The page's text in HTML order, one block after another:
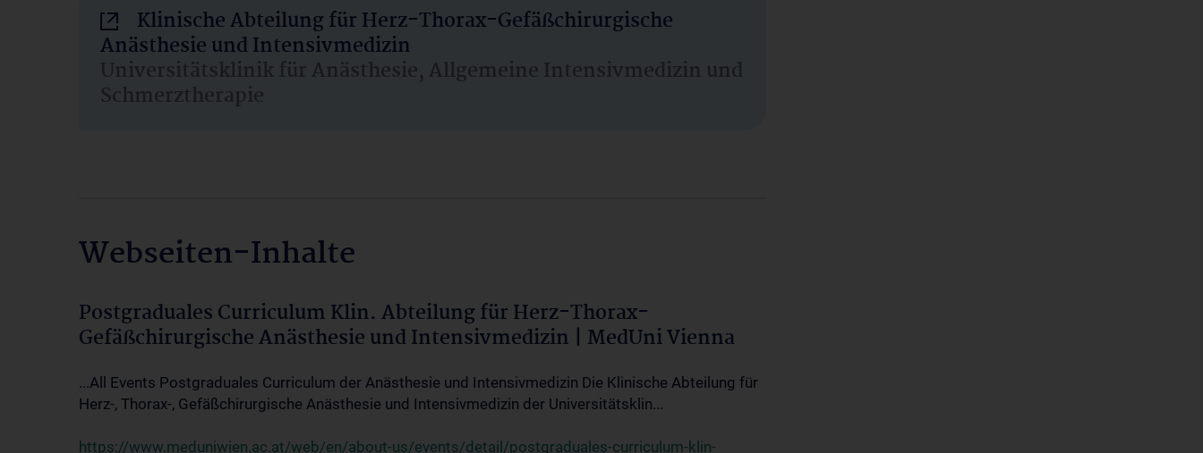
Klinische Abteilung für Herz-Thorax-Gefäßchirurgische
Anästhesie und Intensivmedizin
Universitätsklinik für Anästhesie, Allgemeine Intensivmedizin und
Schmerztherapie
Webseiten-Inhalte
Postgraduales Curriculum Klin. Abteilung für Herz-Thorax-
Gefäßchirurgische Anästhesie und Intensivmedizin | MedUni Vienna
...All Events Postgraduales Curriculum der Anästhesie und Intensivmedizin Die Klinische Abteilung für
Herz-, Thorax-, Gefäßchirurgische Anästhesie und Intensivmedizin der Universitätsklin...
https://www.meduniwien.ac.at/web/en/about-us/events/detail/postgraduales-curriculum-klin-